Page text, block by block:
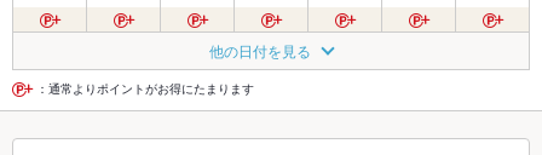
◎ ◎
8/24
◎
8/25
◎
8/26
◎ ◎ ◎
8/29 8/30 8/31 9/1 9/2 9/3 9/4
他の日付を見る
：通常よりポイントがお得にたまります